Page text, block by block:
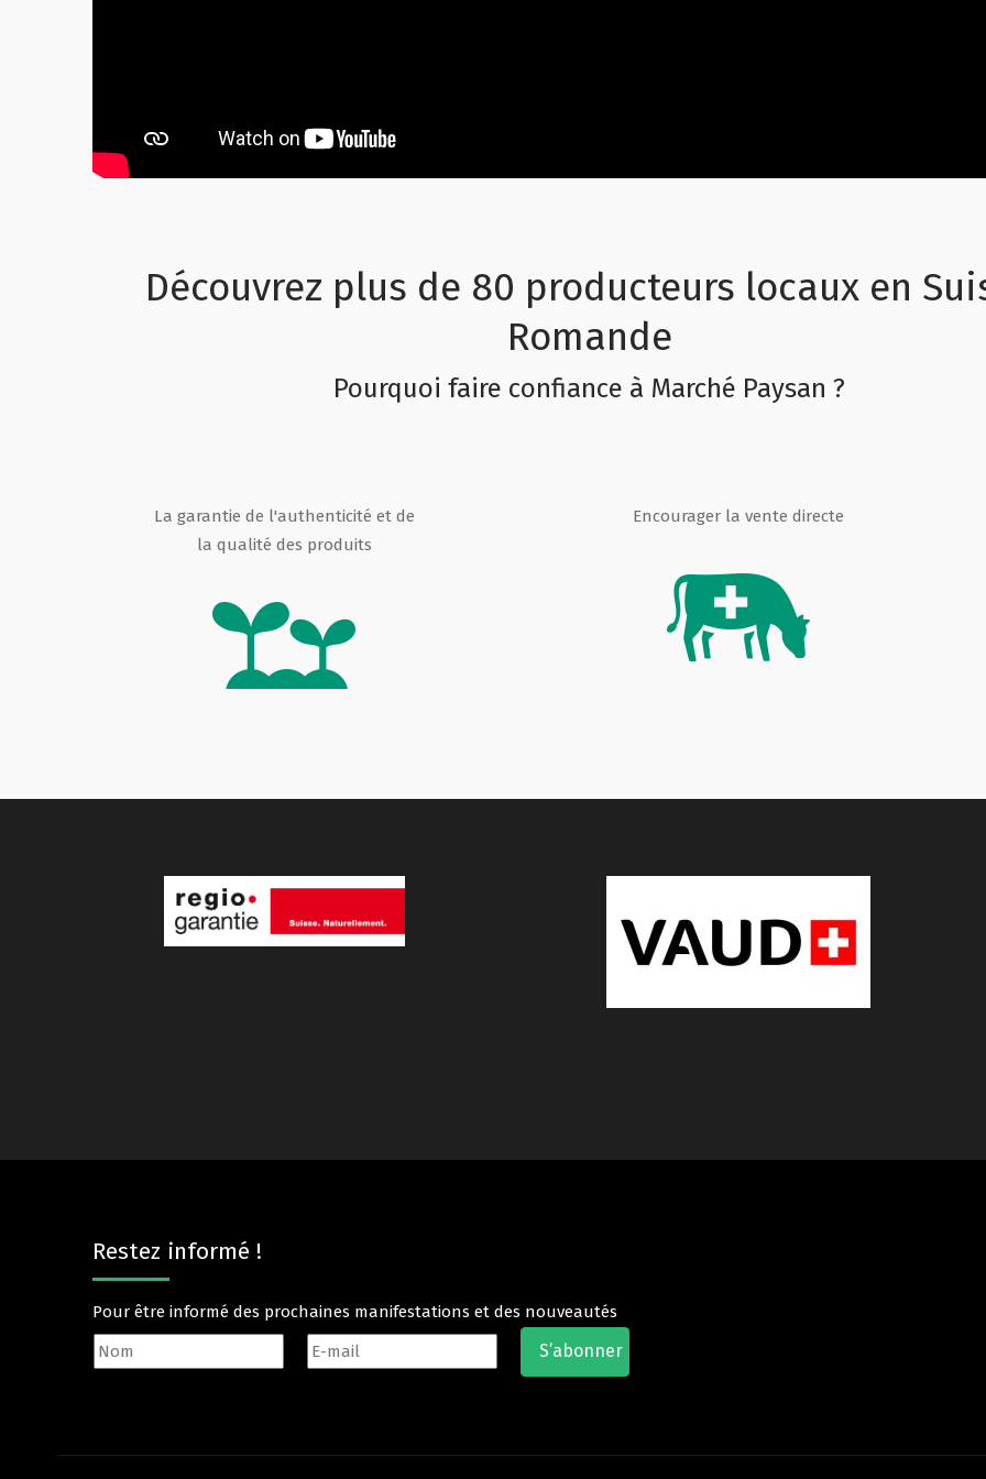
Découvrez plus de 80 producteurs locaux en
Romande
Pourquoi faire confiance à Marché Paysan ?
La garantie de l'authenticité et de
la qualité des produits
Encourager la vente directe
Restez informé !
Pour être informé des prochaines manifestations et des nouveautés